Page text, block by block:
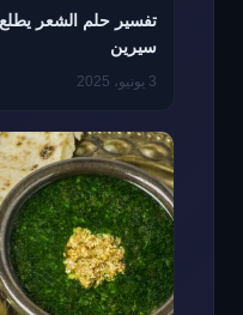
تفسير حلم الشعر
سيرين
3 يونيو، 2025